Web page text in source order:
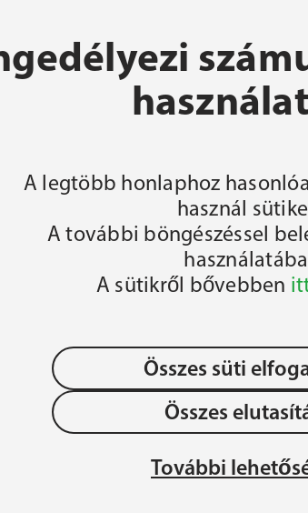
A legtöbb honlaphoz
használ
A további böngészéssel
A sütikről bővebben
Összes süti
Összes
További
oldal
Adatvédelem